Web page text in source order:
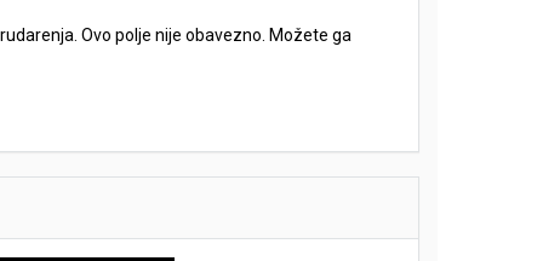
Ovo polje nije obavezno. Možete ga